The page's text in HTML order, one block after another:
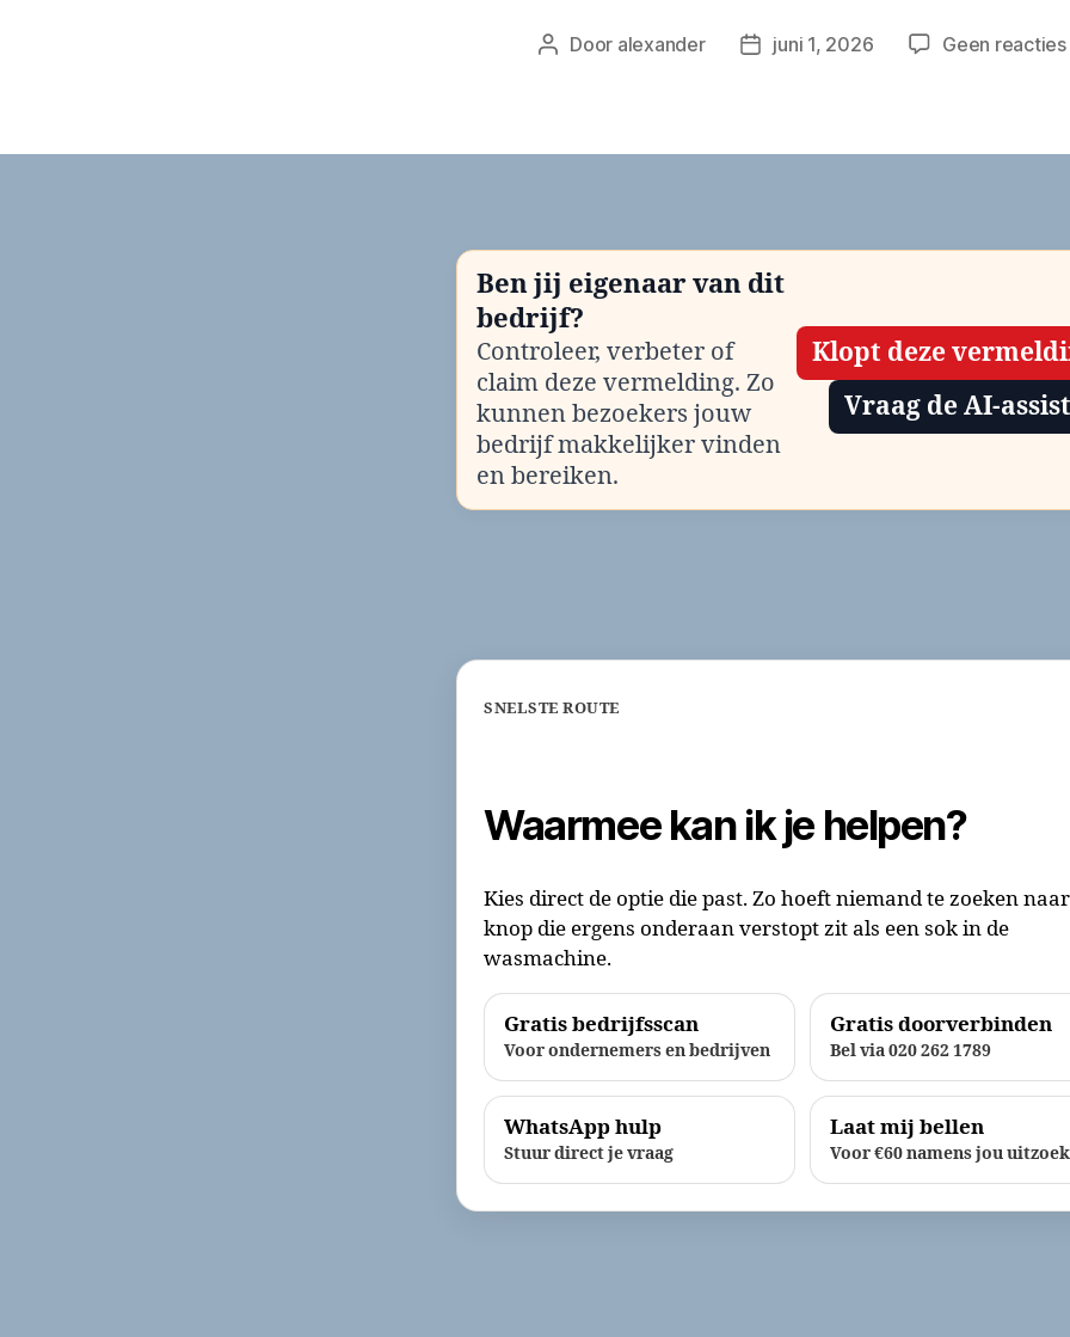
Berichtauteur
Door alexander Berichtdatum
juni 1, 2026 Geen reacties
Ben jij eigenaar van dit
bedrijf?
Controleer, verbeter of
claim deze vermelding. Zo
kunnen bezoekers jouw
bedrijf makkelijker vinden
en bereiken.
Klopt deze
Vraag de AI-
SNELSTE ROUTE
Waarmee kan ik je helpen?
Kies direct de optie die past. Zo hoeft niemand te zoeken
knop die ergens onderaan verstopt zit als een sok in de
wasmachine.
Gratis bedrijfsscan
Voor ondernemers en bedrijven
Gratis doorverbinden
Bel via 020 262 1789
WhatsApp hulp
Stuur direct je vraag
Laat mij bellen
Voor €60 namens jou